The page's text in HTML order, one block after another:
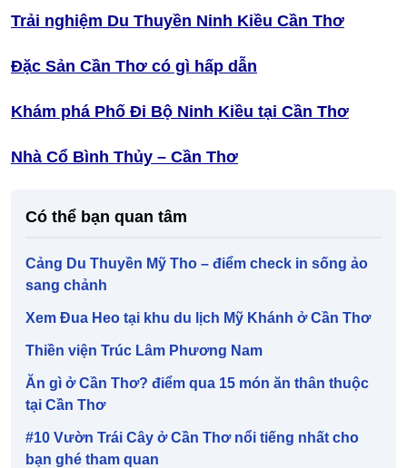
Trải nghiệm Du Thuyền Ninh Kiều Cần Thơ
Đặc Sản Cần Thơ có gì hấp dẫn
Khám phá Phố Đi Bộ Ninh Kiều tại Cần Thơ
Nhà Cổ Bình Thủy – Cần Thơ
Có thể bạn quan tâm
Cảng Du Thuyền Mỹ Tho – điểm check in sống ảo
sang chảnh
Xem Đua Heo tại khu du lịch Mỹ Khánh ở Cần Thơ
Thiền viện Trúc Lâm Phương Nam
Ăn gì ở Cần Thơ? điểm qua 15 món ăn thân thuộc
tại Cần Thơ
#10 Vườn Trái Cây ở Cần Thơ nổi tiếng nhất cho
bạn ghé tham quan